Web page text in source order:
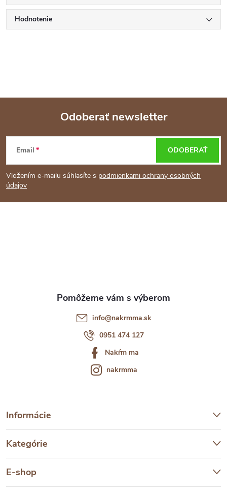
Hodnotenie
Z
á
p
Odoberať newsletter
Email
Vložením e-mailu súhlasíte s podmienkami ochrany osobných
údajov
ODOBERAŤ
Informácie
Kategórie
E-shop
info@nakrmma.sk
0951 474 127
Nakŕm ma
nakrmma